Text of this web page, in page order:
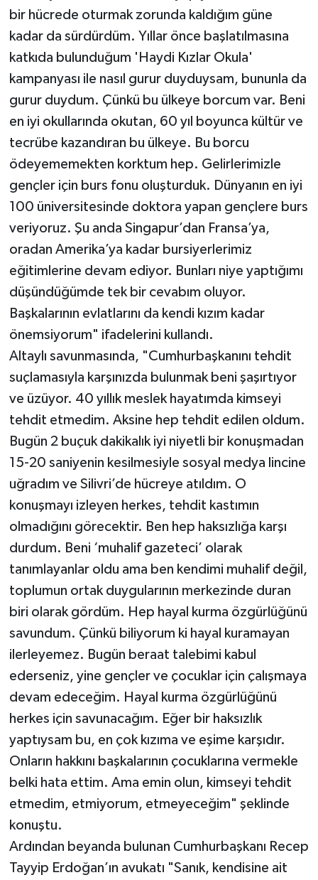
bir hücrede oturmak zorunda kaldığım güne
kadar da sürdürdüm. Yıllar önce başlatılmasına
katkıda bulunduğum 'Haydi Kızlar Okula'
kampanyası ile nasıl gurur duyduysam, bununla da
gurur duydum. Çünkü bu ülkeye borcum var. Beni
en iyi okullarında okutan, 60 yıl boyunca kültür ve
tecrübe kazandıran bu ülkeye. Bu borcu
ödeyememekten korktum hep. Gelirlerimizle
gençler için burs fonu oluşturduk. Dünyanın en iyi
100 üniversitesinde doktora yapan gençlere burs
veriyoruz. Şu anda Singapur’dan Fransa’ya,
oradan Amerika’ya kadar bursiyerlerimiz
eğitimlerine devam ediyor. Bunları niye yaptığımı
düşündüğümde tek bir cevabım oluyor.
Başkalarının evlatlarını da kendi kızım kadar
önemsiyorum" ifadelerini kullandı.
Altaylı savunmasında, "Cumhurbaşkanını tehdit
suçlamasıyla karşınızda bulunmak beni şaşırtıyor
ve üzüyor. 40 yıllık meslek hayatımda kimseyi
tehdit etmedim. Aksine hep tehdit edilen oldum.
Bugün 2 buçuk dakikalık iyi niyetli bir konuşmadan
15-20 saniyenin kesilmesiyle sosyal medya lincine
uğradım ve Silivri’de hücreye atıldım. O
konuşmayı izleyen herkes, tehdit kastımın
olmadığını görecektir. Ben hep haksızlığa karşı
durdum. Beni ‘muhalif gazeteci’ olarak
tanımlayanlar oldu ama ben kendimi muhalif değil,
toplumun ortak duygularının merkezinde duran
biri olarak gördüm. Hep hayal kurma özgürlüğünü
savundum. Çünkü biliyorum ki hayal kuramayan
ilerleyemez. Bugün beraat talebimi kabul
ederseniz, yine gençler ve çocuklar için çalışmaya
devam edeceğim. Hayal kurma özgürlüğünü
herkes için savunacağım. Eğer bir haksızlık
yaptıysam bu, en çok kızıma ve eşime karşıdır.
Onların hakkını başkalarının çocuklarına vermekle
belki hata ettim. Ama emin olun, kimseyi tehdit
etmedim, etmiyorum, etmeyeceğim" şeklinde
konuştu.
Ardından beyanda bulunan Cumhurbaşkanı Recep
Tayyip Erdoğan’ın avukatı "Sanık, kendisine ait